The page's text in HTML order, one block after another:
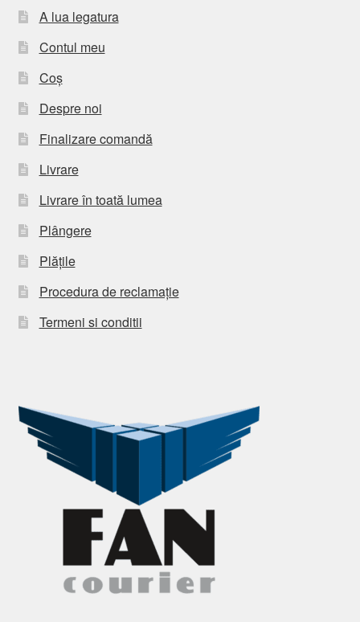
A lua legatura
Contul meu
Coș
Despre noi
Finalizare comandă
Livrare
Livrare în toată lumea
Plângere
Plățile
Procedura de reclamație
Termeni si conditii